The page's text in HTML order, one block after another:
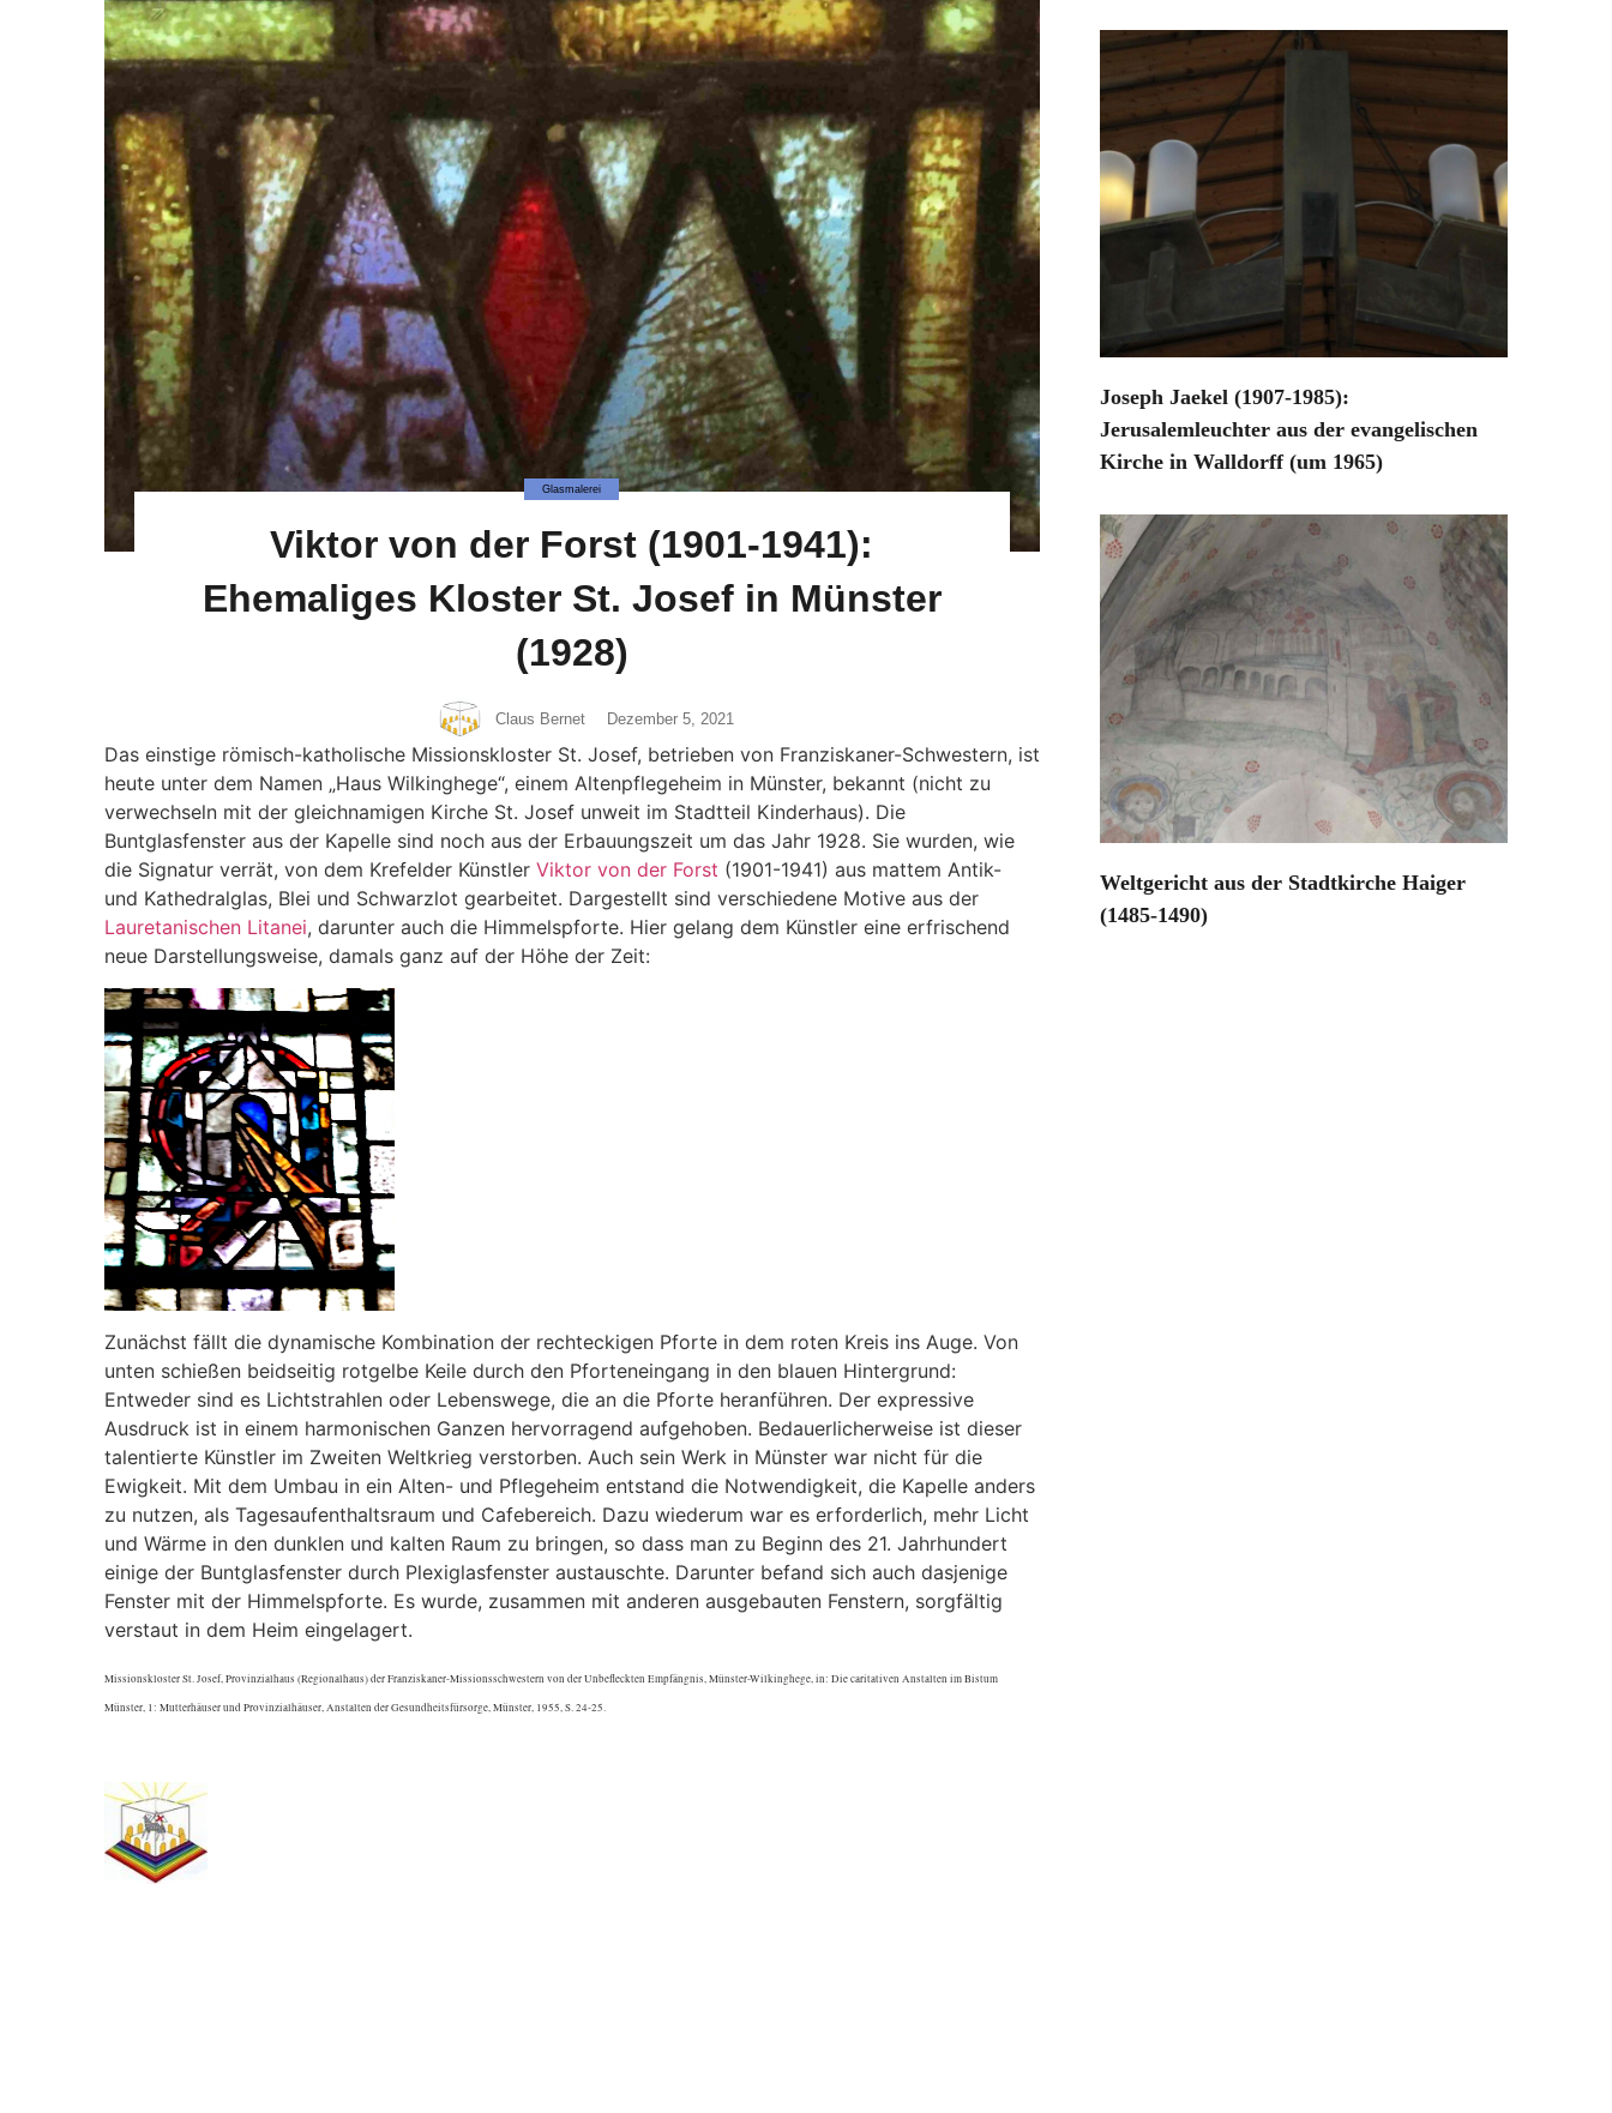
Glasmalerei
Viktor von der Forst (1901-1941):
Ehemaliges Kloster St. Josef in Münster
(1928)
Claus Bernet Dezember 5, 2021
Das einstige römisch-katholische Missionskloster St. Josef, betrieben von Franziskaner-Schwestern, ist
heute unter dem Namen „Haus Wilkinghege“, einem Altenpflegeheim in Münster, bekannt (nicht zu
verwechseln mit der gleichnamigen Kirche St. Josef unweit im Stadtteil Kinderhaus). Die
Buntglasfenster aus der Kapelle sind noch aus der Erbauungszeit um das Jahr 1928. Sie wurden, wie
die Signatur verrät, von dem Krefelder Künstler Viktor von der Forst (1901-1941) aus mattem Antik-
und Kathedralglas, Blei und Schwarzlot gearbeitet. Dargestellt sind verschiedene Motive aus der
Lauretanischen Litanei, darunter auch die Himmelspforte. Hier gelang dem Künstler eine erfrischend
neue Darstellungsweise, damals ganz auf der Höhe der Zeit:
Zunächst fällt die dynamische Kombination der rechteckigen Pforte in dem roten Kreis ins Auge. Von
unten schießen beidseitig rotgelbe Keile durch den Pforteneingang in den blauen Hintergrund:
Entweder sind es Lichtstrahlen oder Lebenswege, die an die Pforte heranführen. Der expressive
Ausdruck ist in einem harmonischen Ganzen hervorragend aufgehoben. Bedauerlicherweise ist dieser
talentierte Künstler im Zweiten Weltkrieg verstorben. Auch sein Werk in Münster war nicht für die
Ewigkeit. Mit dem Umbau in ein Alten- und Pflegeheim entstand die Notwendigkeit, die Kapelle anders
zu nutzen, als Tagesaufenthaltsraum und Cafebereich. Dazu wiederum war es erforderlich, mehr Licht
und Wärme in den dunklen und kalten Raum zu bringen, so dass man zu Beginn des 21. Jahrhundert
einige der Buntglasfenster durch Plexiglasfenster austauschte. Darunter befand sich auch dasjenige
Fenster mit der Himmelspforte. Es wurde, zusammen mit anderen ausgebauten Fenstern, sorgfältig
verstaut in dem Heim eingelagert.
Missionskloster St. Josef, Provinzialhaus (Regionalhaus) der Franziskaner-Missionsschwestern von der Unbefleckten Empfängnis, Münster-Wilkinghege, in: Die caritativen Anstalten im Bistum
Münster, 1: Mutterhäuser und Provinzialhäuser, Anstalten der Gesundheitsfürsorge, Münster, 1955, S. 24-25.
Joseph Jaekel (1907-1985):
Jerusalemleuchter aus der evangelischen
Kirche in Walldorff (um 1965)
Weltgericht aus der Stadtkirche Haiger
(1485-1490)